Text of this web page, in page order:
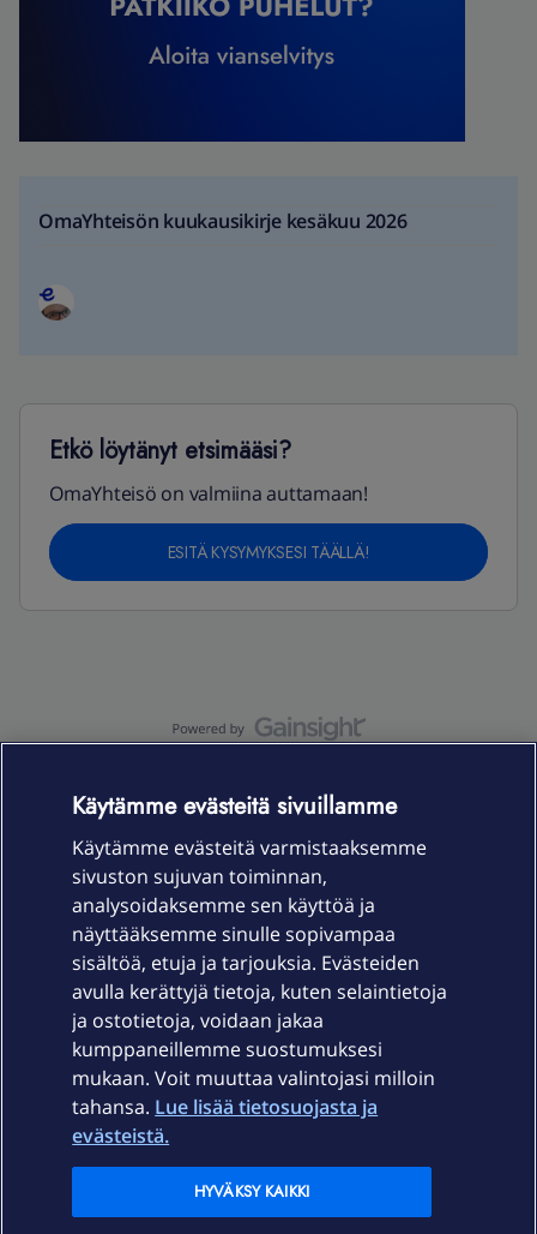
OmaYhteisön kuukausikirje kesäkuu 2026
Etkö löytänyt etsimääsi?
OmaYhteisö on valmiina auttamaan!
ESITÄ KYSYMYKSESI TÄÄLLÄ!
Laitteet & liittymät
Palvelut
Ajankohtaista
Elisa Oyj
Käytämme evästeitä sivuillamme
Käytämme evästeitä varmistaaksemme
sivuston sujuvan toiminnan,
analysoidaksemme sen käyttöä ja
näyttääksemme sinulle sopivampaa
sisältöä, etuja ja tarjouksia. Evästeiden
avulla kerättyjä tietoja, kuten selaintietoja
ja ostotietoja, voidaan jakaa
kumppaneillemme suostumuksesi
mukaan. Voit muuttaa valintojasi milloin
tahansa. Lue lisää tietosuojasta ja
evästeistä.
HYVÄKSY KAIKKI